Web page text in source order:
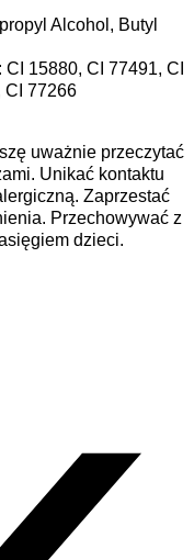
Alcohol, Butyl
15880, CI 77491, CI
CI 77266
uważnie przeczytać
Unikać kontaktu
Zaprzestać
Przechowywać z
dzieci.